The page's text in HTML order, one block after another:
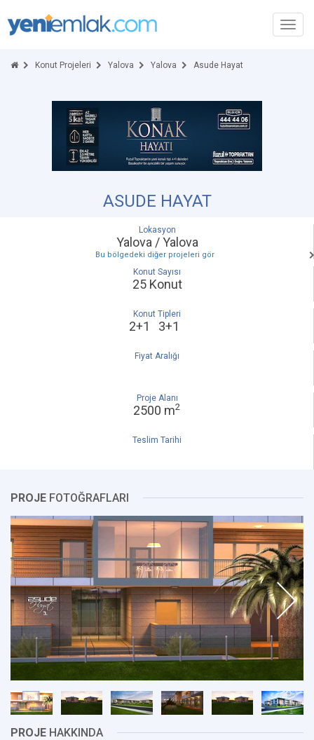
Konut Projeleri Yalova Yalova Asude Hayat
ASUDE HAYAT
Lokasyon
Yalova / Yalova
Bu bölgedeki diğer projeleri gör
Konut Sayısı
25 Konut
Konut Tipleri
2+1 3+1
Fiyat Aralığı
Proje Alanı
2500 m2
Teslim Tarihi
PROJE FOTOĞRAFLARI
PROJE HAKKINDA